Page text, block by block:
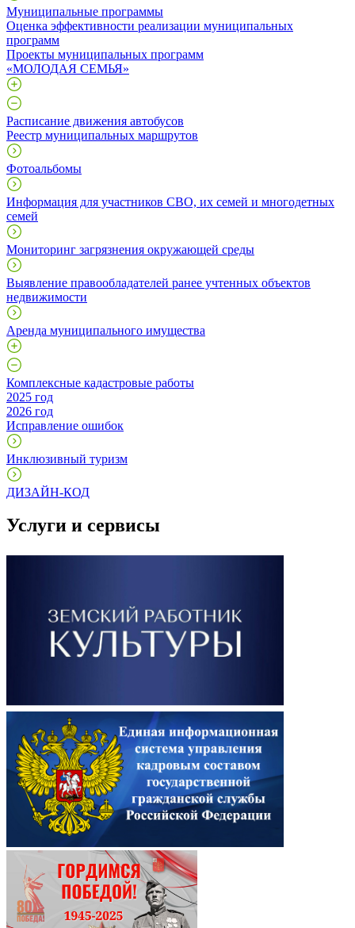
Муниципальные программы
Оценка эффективности реализации муниципальных
программ
Проекты муниципальных программ
«МОЛОДАЯ СЕМЬЯ»
Расписание движения автобусов
Реестр муниципальных маршрутов
Фотоальбомы
Информация для участников СВО, их семей и многодетных
семей
Мониторинг загрязнения окружающей среды
Выявление правообладателей ранее учтенных объектов
недвижимости
Аренда муниципального имущества
Комплексные кадастровые работы
2025 год
2026 год
Исправление ошибок
Инклюзивный туризм
ДИЗАЙН-КОД
Услуги и сервисы